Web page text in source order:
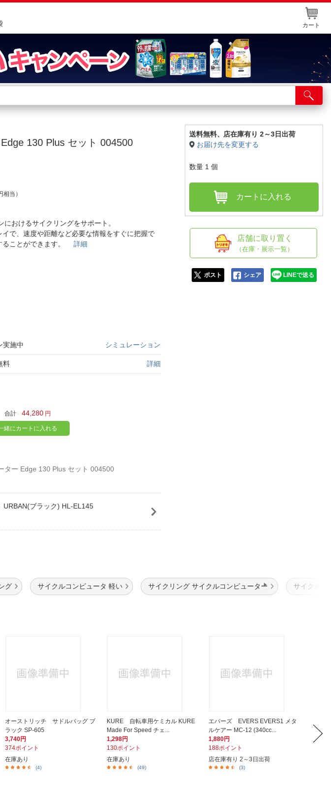
カート
店舗サービス
ネット取り置き
店舗情報・店舗一覧
法人窓口
130 Plus セット 004500
相当）
おけるサイクリングをサポート。
で、速度や距離など必要な情報をすぐに把握で
ることができます。詳細
実施中 シミュレーション
料 詳細
合計 44,280 円
緒にカートに入れる
ター Edge 130 Plus セット 004500
ブラック) HL-EL145
送料無料、 店在庫有り 2～3日出荷
お届け先を変更する
数量 1 個
カートに入れる
店舗に取り置く
（在庫・展示一覧）
ポスト シェア LINEで送る
グ サイクルコンピュータ 軽い サイクリング サイクルコンピューター サイクルコ
オーストリッチ サドルバッグ ブ
ラック SP-605
3,740円
374ポイント
在庫あり
(4)
KURE 自転車用ケミカル KURE
Made For Speed チェ...
1,298円
130ポイント
在庫あり
(49)
エバーズ EVERS EVERS1 メタ
ルケアー MC-12 (340cc...
1,880円
188ポイント
店在庫有り 2～3日出荷
(3)
ブラ
2,000円